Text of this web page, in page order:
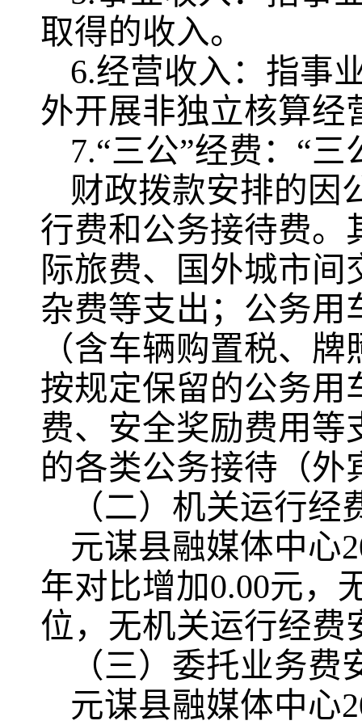
取得的收入。
6.经营收入：指事
外开展非独立核算经
7.“三公”经费：“
财政拨款安排的因
行费和公务接待费。
际旅费、国外城市
杂费等支出；公务用
（含车辆购置税、
按规定保留的公务用
费、安全奖励费用等
的各类公务接待（外
（二）机关运行
元谋县融媒体中心
年对比增加0.00元，
位，无机关运行经费
（三）委托业务
元谋县融媒体中心